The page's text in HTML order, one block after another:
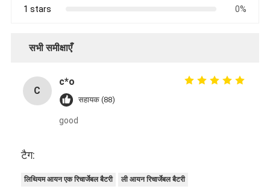
1 stars
0%
सभी समीक्षाएँ
C
c*o
सहायक (88)
good
टैग:
लिथियम आयन एक रिचार्जेबल बैटरी ली आयन रिचार्जेबल बैटरी